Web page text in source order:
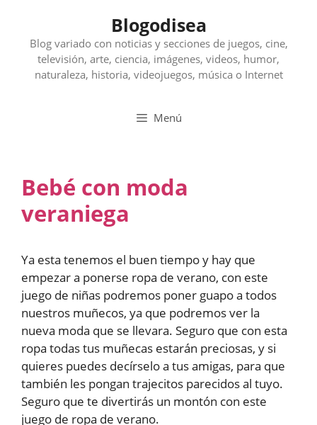
contenido
Blogodisea
Blog variado con noticias y secciones de juegos, cine,
televisión, arte, ciencia, imágenes, videos, humor,
naturaleza, historia, videojuegos, música o Internet
Menú
Bebé con moda
veraniega
Ya esta tenemos el buen tiempo y hay que
empezar a ponerse ropa de verano, con este
juego de niñas podremos poner guapo a todos
nuestros muñecos, ya que podremos ver la
nueva moda que se llevara. Seguro que con esta
ropa todas tus muñecas estarán preciosas, y si
quieres puedes decírselo a tus amigas, para que
también les pongan trajecitos parecidos al tuyo.
Seguro que te divertirás un montón con este
juego de ropa de verano.